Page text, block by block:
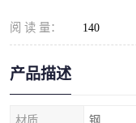
阅 读 量： 140
产品描述